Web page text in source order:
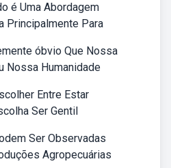
é Uma Abordagem
Principalmente Para
óbvio Que Nossa
Nossa Humanidade
Entre Estar
Ser Gentil
Ser Observadas
Agropecuárias